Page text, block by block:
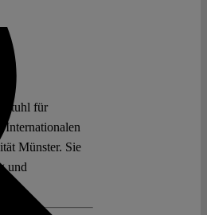
für
Internationalen
Münster. Sie
und